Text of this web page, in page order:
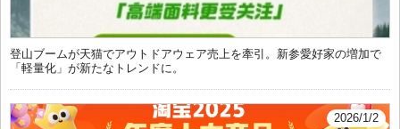
登山ブームが天猫でアウトドアウェア売上を牽引。新参愛好家の増加で
「軽量化」が新たなトレンドに。
2026/1/2